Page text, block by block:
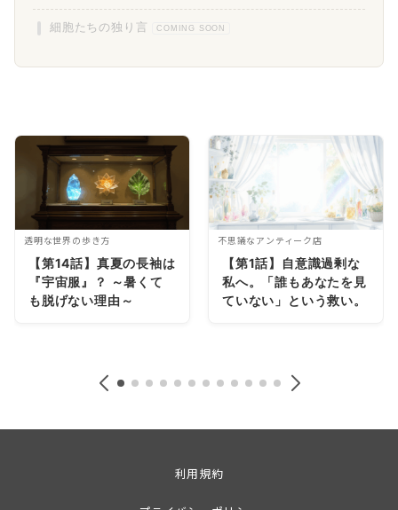
細胞たちの独り言 COMING SOON
透明な世界の歩き方
【第14話】真夏の長袖は
『宇宙服』？ ～暑くて
も脱げない理由～
不思議なアンティーク店
【第1話】自意識過剰な
私へ。「誰もあなたを見
ていない」という救い。
利用規約